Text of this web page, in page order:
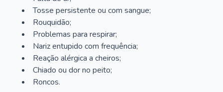
Tosse persistente ou com sangue;
Rouquidão;
Problemas para respirar;
Nariz entupido com frequência;
Reação alérgica a cheiros;
Chiado ou dor no peito;
Roncos.